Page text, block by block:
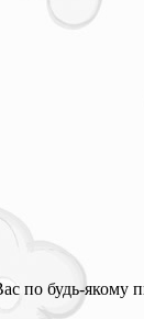
по будь-якому